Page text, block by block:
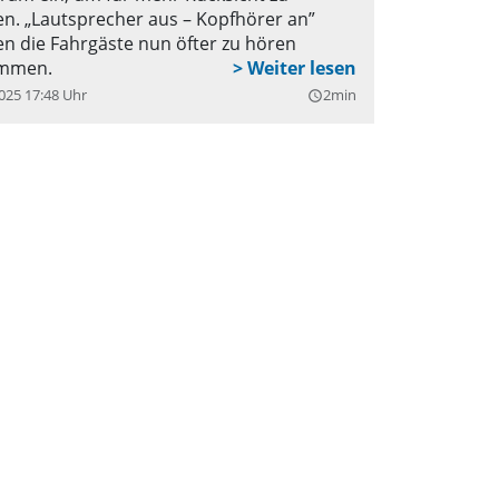
„Lautsprecher aus – Kopfhörer an”
die Fahrgäste nun öfter zu hören
17:48 Uhr query_builder2min